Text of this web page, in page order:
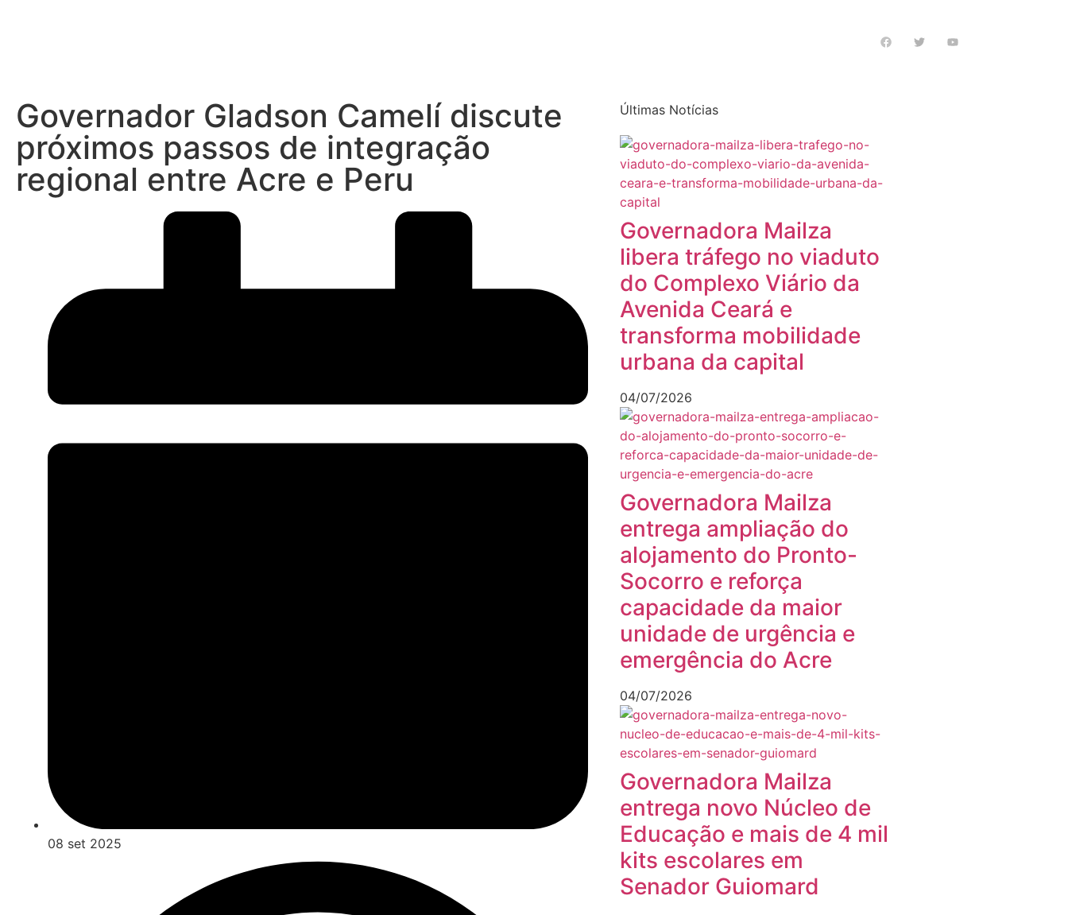
Governador Gladson Camelí discute
próximos passos de integração
regional entre Acre e Peru
08 set 2025
Últimas Notícias
Governadora Mailza
libera tráfego no viaduto
do Complexo Viário da
Avenida Ceará e
transforma mobilidade
urbana da capital
04/07/2026
Governadora Mailza
entrega ampliação do
alojamento do Pronto-
Socorro e reforça
capacidade da maior
unidade de urgência e
emergência do Acre
04/07/2026
Governadora Mailza
entrega novo Núcleo de
Educação e mais de 4 mil
kits escolares em
Senador Guiomard